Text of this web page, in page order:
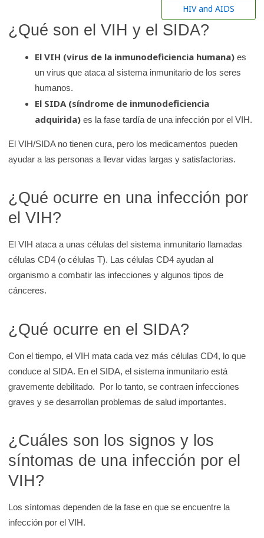
n
i
o
e
c
a
d
e
K
i
H
e
a
l
t
HIV and AIDS
¿Qué son el VIH y el SIDA?
El VIH (virus de la inmunodeficiencia humana) es
un virus que ataca al sistema inmunitario de los seres
humanos.
El SIDA (síndrome de inmunodeficiencia
adquirida) es la fase tardía de una infección por el VIH.
El VIH/SIDA no tienen cura, pero los medicamentos pueden
ayudar a las personas a llevar vidas largas y satisfactorias.
¿Qué ocurre en una infección por
el VIH?
El VIH ataca a unas células del sistema inmunitario llamadas
células CD4 (o células T). Las células CD4 ayudan al
organismo a combatir las infecciones y algunos tipos de
cánceres.
¿Qué ocurre en el SIDA?
Con el tiempo, el VIH mata cada vez más células CD4, lo que
conduce al SIDA. En el SIDA, el sistema inmunitario está
gravemente debilitado. Por lo tanto, se contraen infecciones
graves y se desarrollan problemas de salud importantes.
¿Cuáles son los signos y los
síntomas de una infección por el
VIH?
Los síntomas dependen de la fase en que se encuentre la
infección por el VIH.